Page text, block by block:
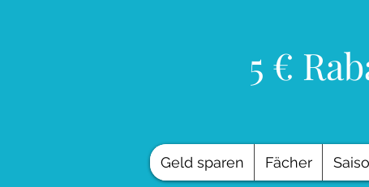
5 €
Geld sparen Fächer